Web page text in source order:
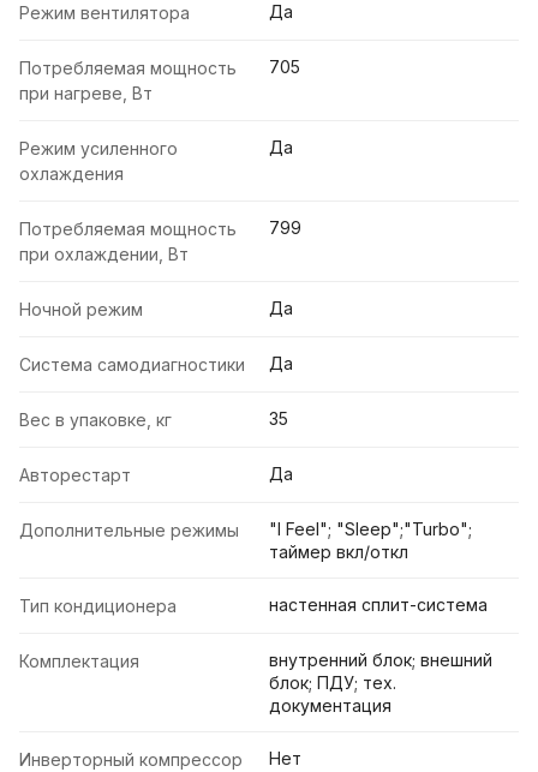
Режим вентилятора Да
Потребляемая мощность
при нагреве, Вт
705
Режим усиленного
охлаждения
Да
Потребляемая мощность
при охлаждении, Вт
799
Ночной режим Да
Система самодиагностики Да
Вес в упаковке, кг 35
Авторестарт Да
Дополнительные режимы
"I Feel"; "Sleep";"Turbo";
таймер вкл/откл
Тип кондиционера настенная сплит-система
Комплектация
внутренний блок; внешний
блок; ПДУ; тех.
документация
Инверторный компрессор Нет